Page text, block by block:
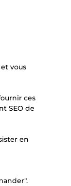
vous
ces
SEO de
en